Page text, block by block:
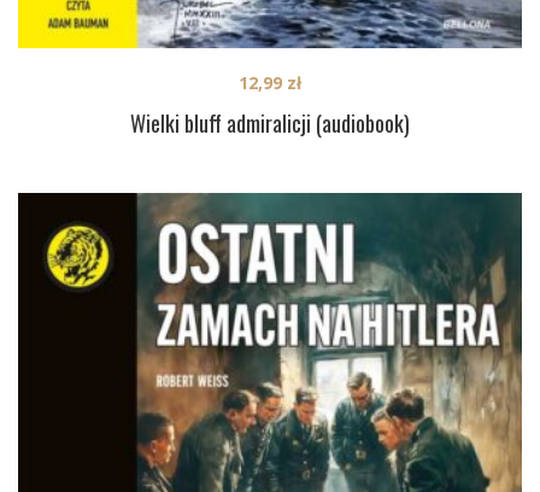
Wielki bluff admiralicji (audiobook)
12,99 zł